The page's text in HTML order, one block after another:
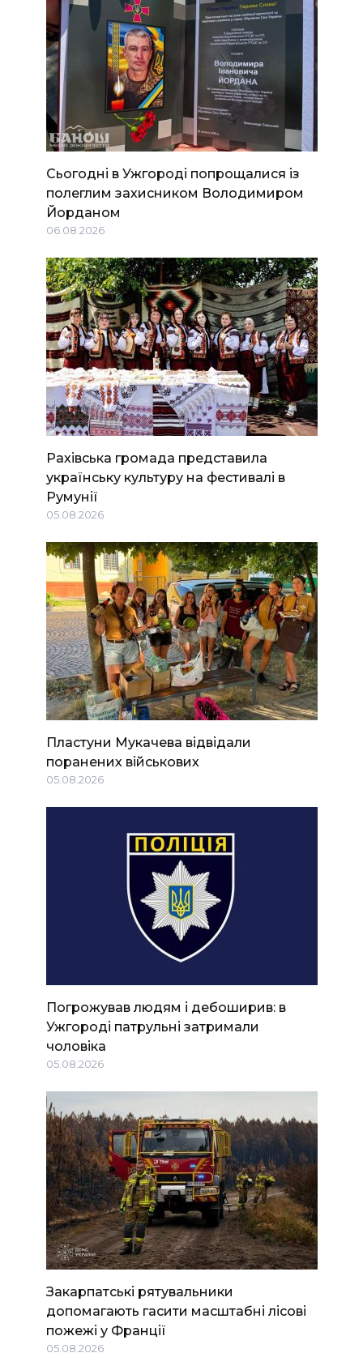
Сьогодні в Ужгороді попрощалися із
полеглим захисником Володимиром
Йорданом
06.08.2026
Рахівська громада представила
українську культуру на фестивалі в
Румунії
05.08.2026
Пластуни Мукачева відвідали
поранених військових
05.08.2026
Погрожував людям і дебоширив: в
Ужгороді патрульні затримали
чоловіка
05.08.2026
Закарпатські рятувальники
допомагають гасити масштабні лісові
пожежі у Франції
05.08.2026